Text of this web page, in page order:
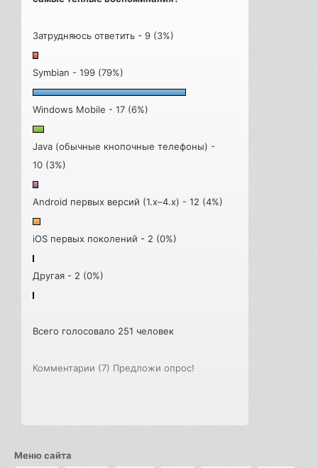
Затрудняюсь ответить - 9 (3%)
Symbian - 199 (79%)
Windows Mobile - 17 (6%)
Java (обычные кнопочные телефоны) -
10 (3%)
Android первых версий (1.x–4.x) - 12 (4%)
iOS первых поколений - 2 (0%)
Другая - 2 (0%)
Всего голосовало 251 человек
Комментарии (7) Предложи опрос!
Меню сайта